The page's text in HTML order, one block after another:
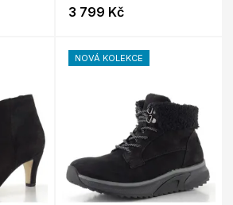
3 799 Kč
NOVÁ KOLEKCE